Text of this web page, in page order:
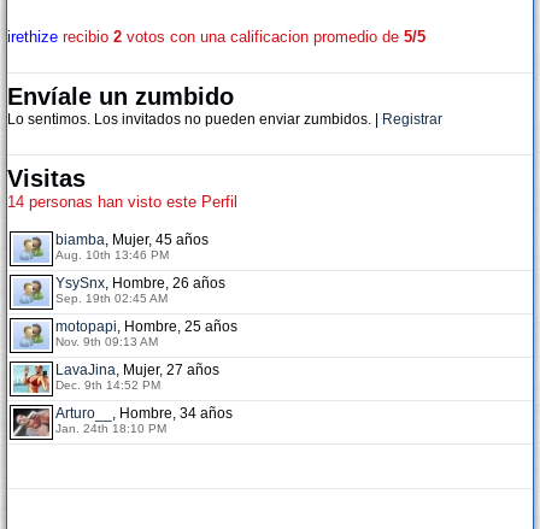
irethize recibio 2 votos con una calificacion promedio de 5/5
Envíale un zumbido
Lo sentimos. Los invitados no pueden enviar zumbidos. | Registrar
Visitas
14 personas han visto este Perfil
biamba, Mujer, 45 años
Aug. 10th 13:46 PM
YsySnx, Hombre, 26 años
Sep. 19th 02:45 AM
motopapi, Hombre, 25 años
Nov. 9th 09:13 AM
LavaJina, Mujer, 27 años
Dec. 9th 14:52 PM
Arturo__ , Hombre, 34 años
Jan. 24th 18:10 PM